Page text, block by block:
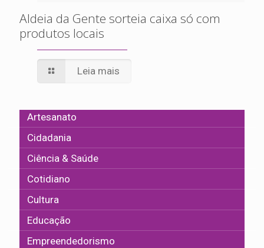
Aldeia da Gente sorteia caixa só com
produtos locais
Leia mais
Artesanato
Cidadania
Ciência & Saúde
Cotidiano
Cultura
Educação
Empreendedorismo